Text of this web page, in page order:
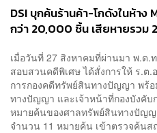
DSI บุกค้นร้านค้า-โกดังในห้าง
กว่า 20,000 ชิ้น เสียหายรวม
เมื่อวันที่ 27 สิงหาคมที่ผ่านมา พ.ต.
สอบสวนคดีพิเศษ ได้สั่งการให้ ร.ต
การกองคดีทรัพย์สินทางปัญญา พร้
ทางปัญญา และเจ้าหน้าที่กองบังคับ
หมายค้นของศาลทรัพย์สินทางปัญญ
จำนวน 11 หมายค้น เข้าตรวจค้นส